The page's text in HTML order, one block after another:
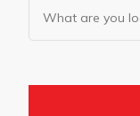
Looking
for